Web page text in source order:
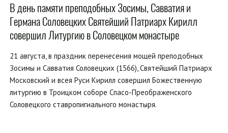
В день памяти преподобных Зосимы, Савватия и
Германа Соловецких Святейший Патриарх Кирилл
совершил Литургию в Соловецком монастыре
21 августа, в праздник перенесения мощей преподобных
Зосимы и Савватия Соловецких (1566), Святейший Патриарх
Московский и всея Руси Кирилл совершил Божественную
литургию в Троицком соборе Спасо-Преображенского
Соловецкого ставропигиального монастыря.